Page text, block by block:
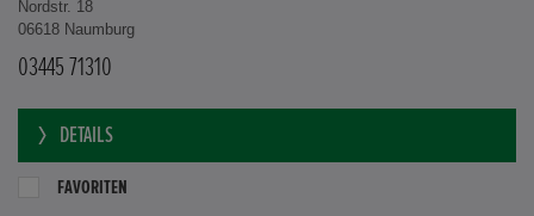
Nordstr. 18
06618 Naumburg
03445 71310
DETAILS
FAVORITEN